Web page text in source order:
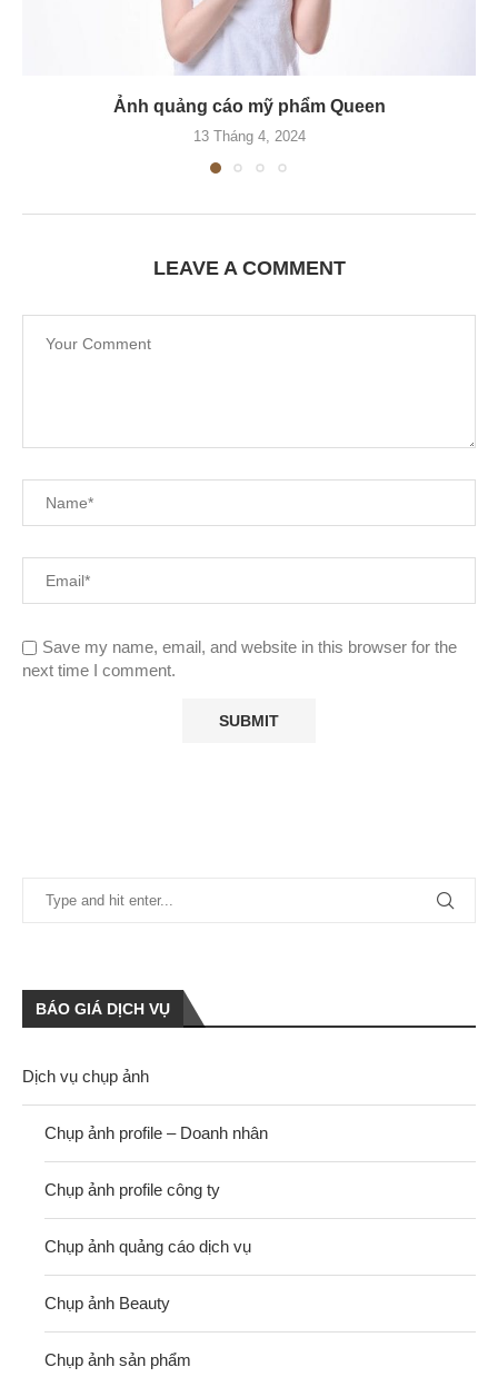
Ảnh quảng cáo mỹ phẩm Queen
13 Tháng 4, 2024
LEAVE A COMMENT
Save my name, email, and website in this browser for the
next time I comment.
BÁO GIÁ DỊCH VỤ
Dịch vụ chụp ảnh
Chụp ảnh profile – Doanh nhân
Chụp ảnh profile công ty
Chụp ảnh quảng cáo dịch vụ
Chụp ảnh Beauty
Chụp ảnh sản phẩm